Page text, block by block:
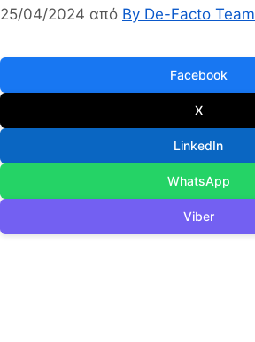
25/04/2024 από By De-Facto Team
Facebook
X
LinkedIn
WhatsApp
Viber